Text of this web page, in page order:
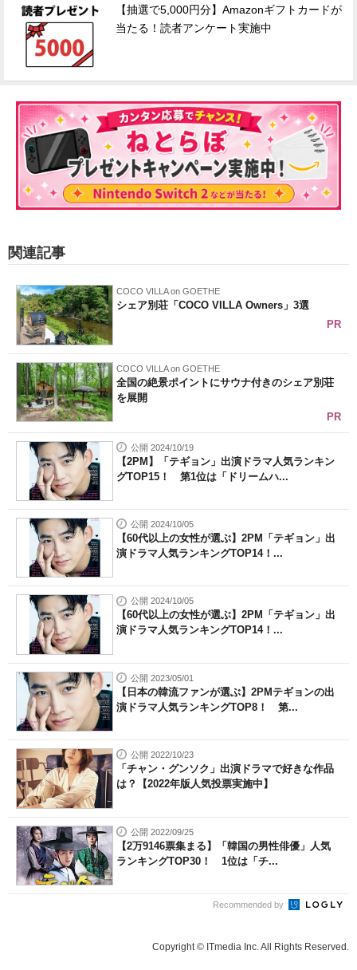
【抽選で5,000円分】Amazonギフトカードが
当たる！読者アンケート実施中
関連記事
COCO VILLA on GOETHE
シェア別荘「COCO VILLA Owners」3選
PR
COCO VILLA on GOETHE
全国の絶景ポイントにサウナ付きのシェア別荘
を展開
PR
公開 2024/10/19
【2PM】「テギョン」出演ドラマ人気ランキン
グTOP15！ 第1位は「ドリームハ...
公開 2024/10/05
【60代以上の女性が選ぶ】2PM「テギョン」出
演ドラマ人気ランキングTOP14！...
公開 2024/10/05
【60代以上の女性が選ぶ】2PM「テギョン」出
演ドラマ人気ランキングTOP14！...
公開 2023/05/01
【日本の韓流ファンが選ぶ】2PMテギョンの出
演ドラマ人気ランキングTOP8！ 第...
公開 2022/10/23
「チャン・グンソク」出演ドラマで好きな作品
は？【2022年版人気投票実施中】
公開 2022/09/25
【2万9146票集まる】「韓国の男性俳優」人気
ランキングTOP30！ 1位は「チ...
Recommended by
Copyright © ITmedia Inc. All Rights Reserved.